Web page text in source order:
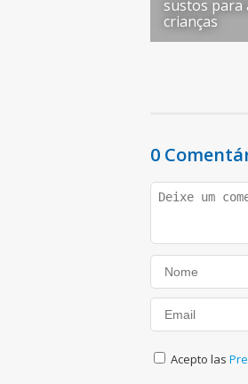
sustos para
crianças
0
Acepto las